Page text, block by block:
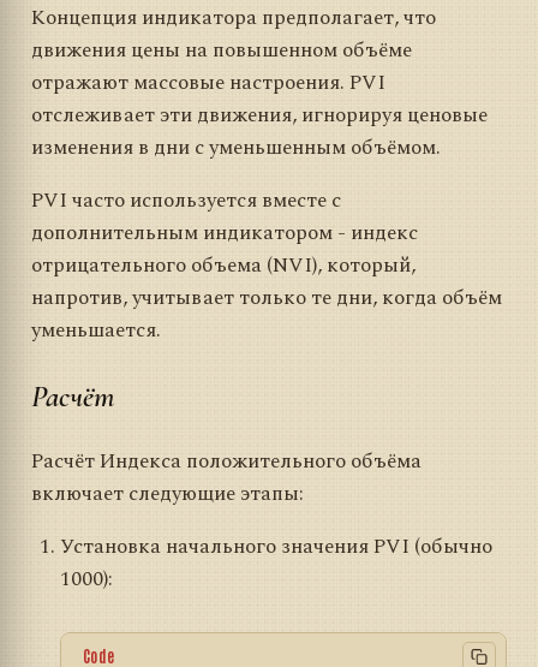
Концепция индикатора предполагает, что
движения цены на повышенном объёме
отражают массовые настроения. PVI
отслеживает эти движения, игнорируя ценовые
изменения в дни с уменьшенным объёмом.
PVI часто используется вместе с
дополнительным индикатором - индекс
отрицательного объема (NVI), который,
напротив, учитывает только те дни, когда объём
уменьшается.
Расчёт
Расчёт Индекса положительного объёма
включает следующие этапы:
Установка начального значения PVI (обычно
1000):
Code